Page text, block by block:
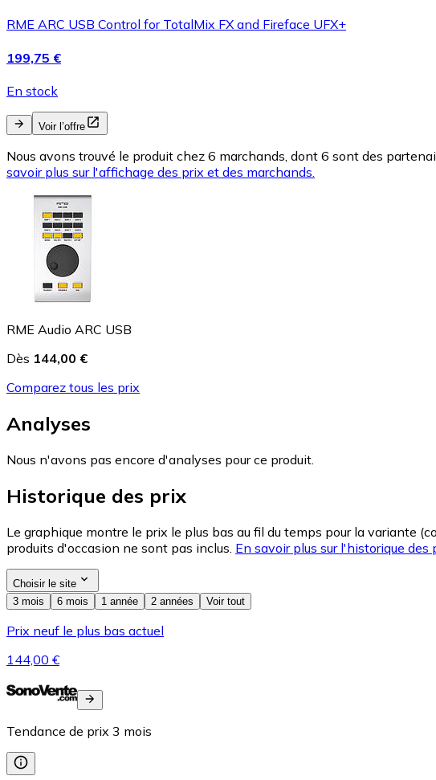
RME ARC USB Control for TotalMix FX and Fireface UFX+
199,75 €
En stock
Voir l’offre
Nous avons trouvé le produit chez 6 marchands, dont 6 sont des
savoir plus sur l'affichage des prix et des marchands.
RME Audio ARC USB
Dès 144,00 €
Comparez tous les prix
Analyses
Nous n'avons pas encore d'analyses pour ce produit.
Historique des prix
Le graphique montre le prix le plus bas au fil du temps pour la variante
produits d'occasion ne sont pas inclus. En savoir plus sur l'historique des
Choisir le site
3 mois
6 mois 1 année 2 années Voir tout
Prix neuf le plus bas actuel
144,00 €
Tendance de prix 3 mois